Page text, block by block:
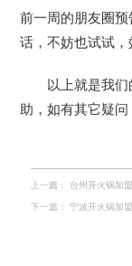
前一周的朋友圈
话，不妨也试试，
以上就是我
助，如有其它疑
上一篇： 台州开火锅加
下一篇： 宁波开火锅加